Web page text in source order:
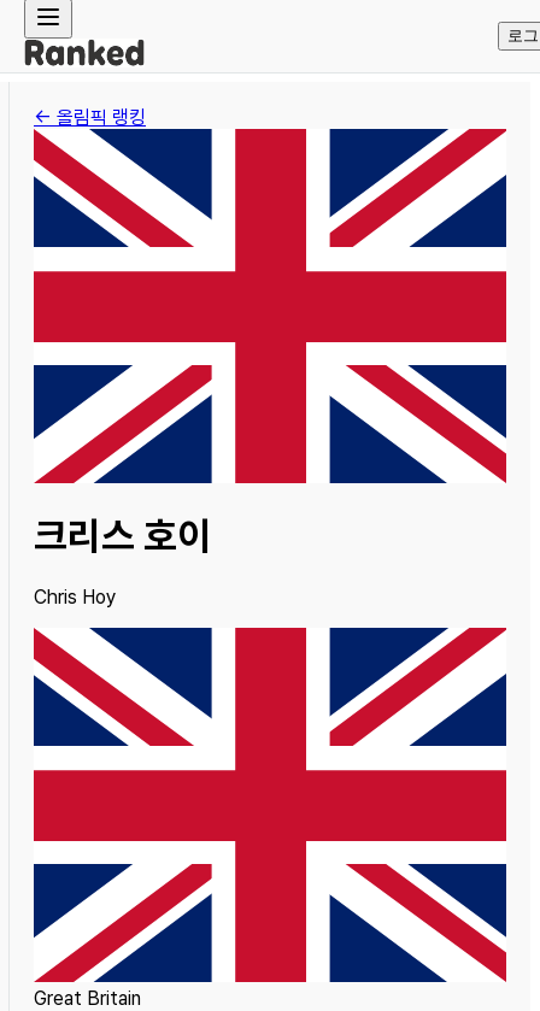
로
← 올림픽 랭킹
크리스 호이
Chris Hoy
Great Britain